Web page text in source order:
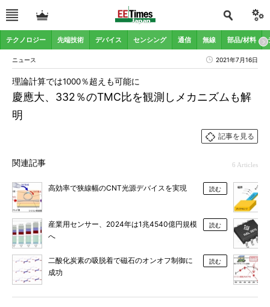
テクノロジー 先端技術 デバイス センシング 通信 無線 部品/材料
ニュース 2021年7月16日
慶應大、332％のTMC比を観測しメカニズムも解
明
理論計算では1000％超えも可能に
記事を見る
関連記事 6 Articles
高効率で狭線幅のCNT光源デバイスを実現 読む
産業用センサー、2024年は1兆4540億円規模
へ
読む
二酸化炭素の吸脱着で磁石のオンオフ制御に
成功
読む